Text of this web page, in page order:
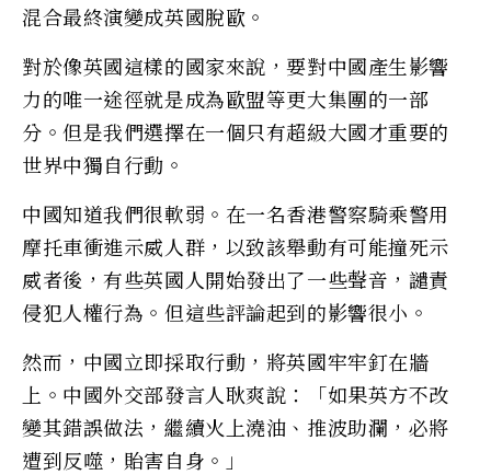
混合最終演變成英國脫歐。
對於像英國這樣的國家來說，要對中國產生影響
力的唯一途徑就是成為歐盟等更大集團的一部
分。但是我們選擇在一個只有超級大國才重要的
世界中獨自行動。
中國知道我們很軟弱。在一名香港警察騎乘警用
摩托車衝進示威人群，以致該舉動有可能撞死示
威者後，有些英國人開始發出了一些聲音，譴責
侵犯人權行為。但這些評論起到的影響很小。
然而，中國立即採取行動，將英國牢牢釘在牆
上。中國外交部發言人耿爽說：「如果英方不改
變其錯誤做法，繼續火上澆油、推波助瀾，必將
遭到反噬，貽害自身。」